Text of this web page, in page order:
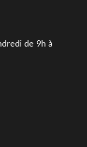
de 9h à